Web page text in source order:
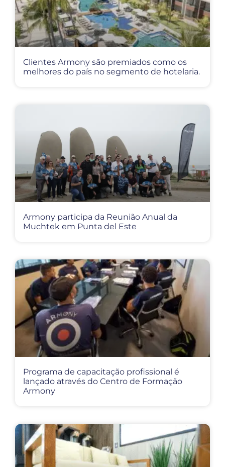
Clientes Armony são premiados como os
melhores do país no segmento de hotelaria.
Armony participa da Reunião Anual da
Muchtek em Punta del Este
Programa de capacitação profissional é
lançado através do Centro de Formação
Armony